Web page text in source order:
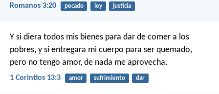
Romanos 3:20 pecado ley justicia
Y si diera todos mis bienes para dar de comer a los
pobres, y si entregara mi cuerpo para ser quemado,
pero no tengo amor, de nada me aprovecha.
1 Corintios 13:3 amor sufrimiento dar